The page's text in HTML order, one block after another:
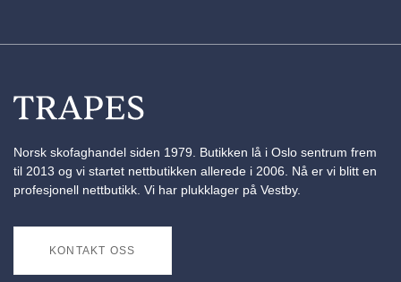
Norsk skofaghandel siden 1979. Butikken lå i Oslo sentrum frem
til 2013 og vi startet nettbutikken allerede i 2006. Nå er vi blitt en
profesjonell nettbutikk. Vi har plukklager på Vestby.
KONTAKT OSS